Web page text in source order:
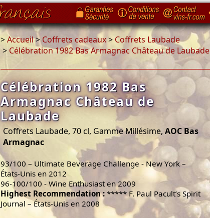
>Accueil>Coffrets cadeaux> Coffrets Laubade
> Célébration 1982 Bas Armagnac Château de Laubade
Célébration 1982 Bas
Armagnac Château de
Laubade
Coffrets Laubade, 70 cl, Gamme Millésime, AOC Bas
Armagnac
93/100 – Ultimate Beverage Challenge - New York –
États-Unis en 2012
96-100/100 - Wine Enthusiast en 2009
Highest Recommendation : ***** F. Paul Pacult’s Spirit
Journal – États-Unis en 2008